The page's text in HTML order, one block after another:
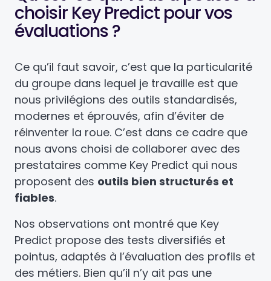
choisir Key Predict pour vos
évaluations ?
Ce qu’il faut savoir, c’est que la particularité
du groupe dans lequel je travaille est que
nous privilégions des outils standardisés,
modernes et éprouvés, afin d’éviter de
réinventer la roue. C’est dans ce cadre que
nous avons choisi de collaborer avec des
prestataires comme Key Predict qui nous
proposent des outils bien structurés et
fiables.
Nos observations ont montré que Key
Predict propose des tests diversifiés et
pointus, adaptés à l’évaluation des profils et
des métiers. Bien qu’il n’y ait pas une